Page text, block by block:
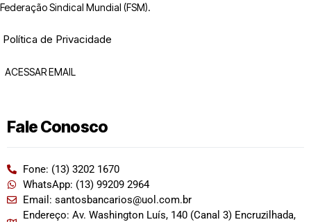
Federação Sindical Mundial (FSM).
Política de Privacidade
ACESSAR EMAIL
Fale Conosco
Fone: (13) 3202 1670
WhatsApp: (13) 99209 2964
Email: santosbancarios@uol.com.br
Endereço: Av. Washington Luís, 140 (Canal 3) Encruzilhada,